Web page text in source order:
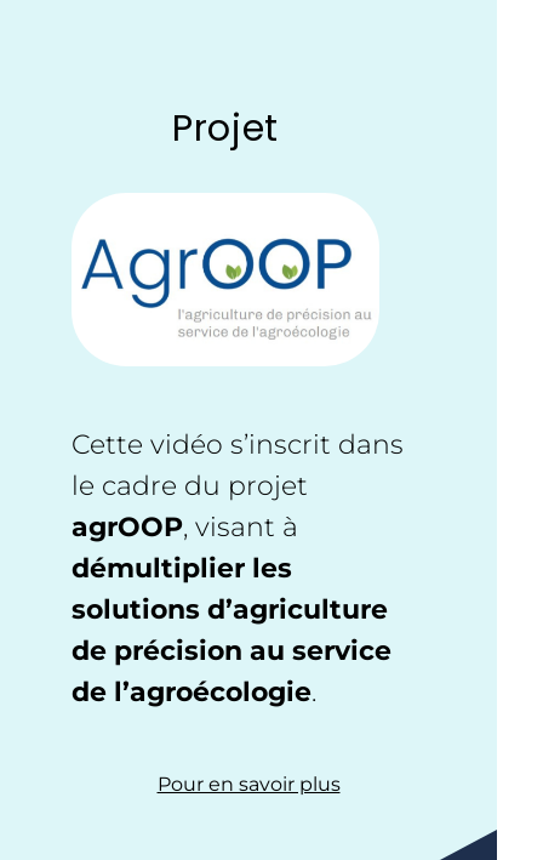
Projet
Cette vidéo s’inscrit dans
le cadre du projet
agrOOP, visant à
démultiplier les
solutions d’agriculture
de précision au service
de l’agroécologie.
Pour en savoir plus